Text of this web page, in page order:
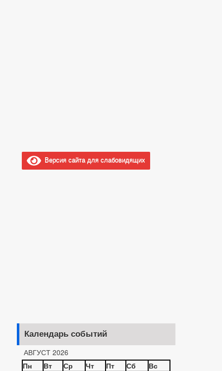
Версия сайта для слабовидящих
Календарь событий
АВГУСТ 2026
Пн
Вт Ср Чт Пт Сб Вс